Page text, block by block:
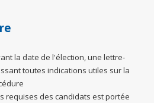
la date de l'élection, une lettre-
toutes indications utiles sur la
requises des candidats est portée